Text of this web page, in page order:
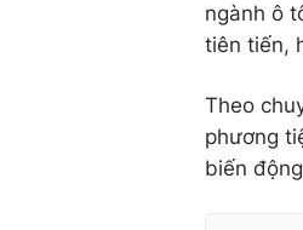
ngành ô
tiên tiến,
Theo
phương
biến